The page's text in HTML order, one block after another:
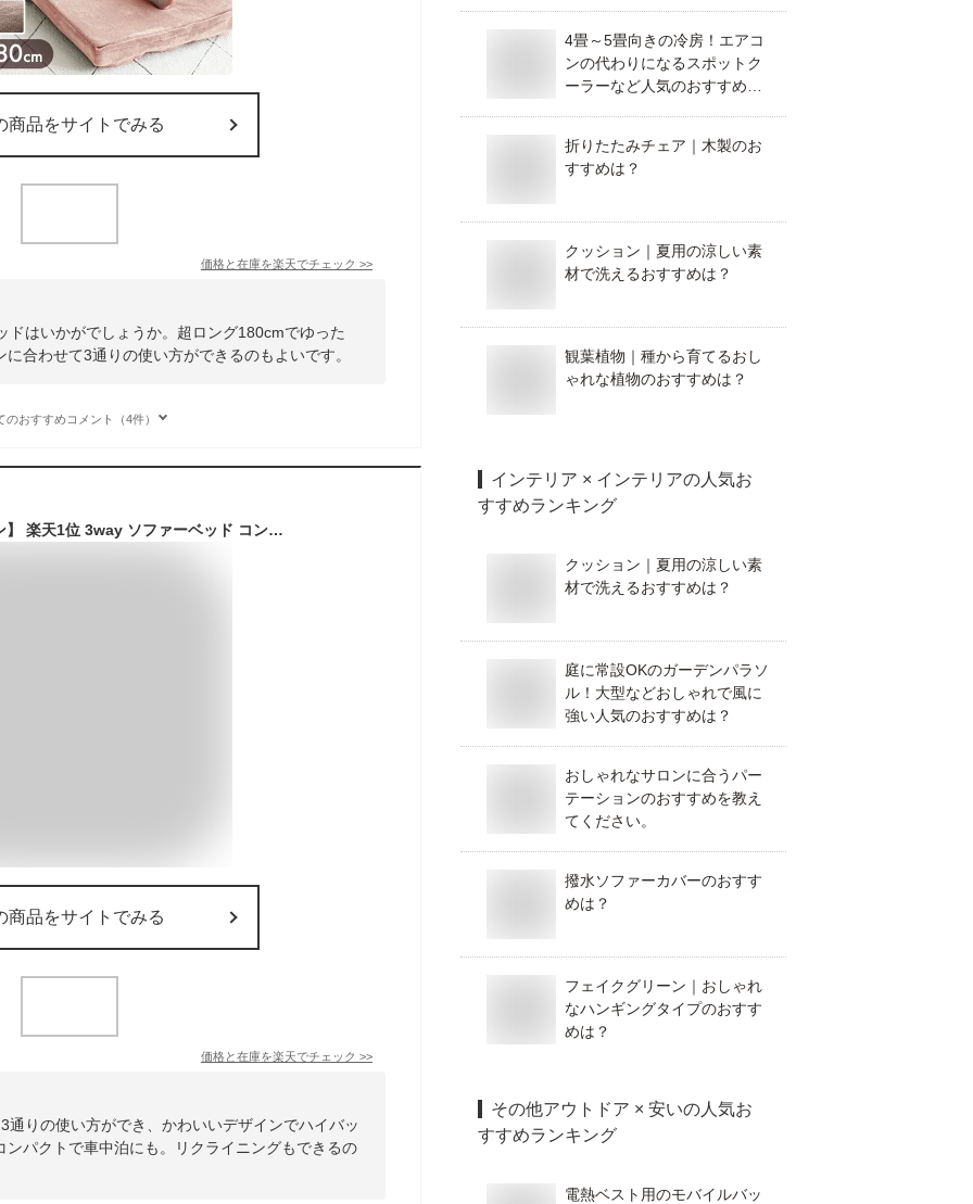
商品をサイトでみる
価格と在庫を楽天でチェック >>
ドはいかがでしょうか。超ロング180cmでゆった
合わせて3通りの使い方ができるのもよいです。
のおすすめコメント（4件）
【正午~5％引クーポン】 楽天1位 3way ソファーベッド コンパクト 幅60 リクライニング ローソファ 1人掛け 座椅子 ソファー 一人用 ソファ ベッド カウチソファ ソファベッド ハイバック フラット 折りたたみ 車 車中泊 おしゃれ フロアチェア 可愛い 1P
商品をサイトでみる
価格と在庫を楽天でチェック >>
通りの使い方ができ、かわいいデザインでハイバッ
パクトで車中泊にも。リクライニングもできるの
4畳～5畳向きの冷房！エアコ
ンの代わりになるスポットク
ーラーなど人気のおすすめ
折りたたみチェア｜木製のお
すすめは？
クッション｜夏用の涼しい素
材で洗えるおすすめは？
観葉植物｜種から育てるおし
ゃれな植物のおすすめは？
インテリア × インテリアの人気お
すすめランキング
クッション｜夏用の涼しい素
材で洗えるおすすめは？
庭に常設OKのガーデンパラソ
ル！大型などおしゃれで風に
強い人気のおすすめは？
おしゃれなサロンに合うパー
テーションのおすすめを教え
てください。
撥水ソファーカバーのおすす
めは？
フェイクグリーン｜おしゃれ
なハンギングタイプのおすす
めは？
その他アウトドア × 安いの人気お
すすめランキング
電熱ベスト用のモバイルバッ